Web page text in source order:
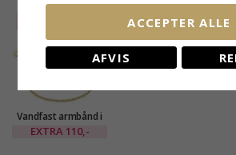
Vandfast armbånd i
forgyldt stål 17 cm +
EXTRA 110,-
ACCEPTER ALLE
AFVIS